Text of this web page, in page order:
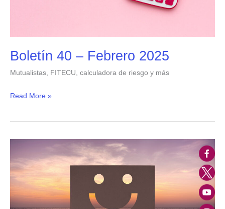
Boletín 40 – Febrero 2025
Mutualistas, FITECU, calculadora de riesgo y más
Read More »
39
–
Noviembre
2024